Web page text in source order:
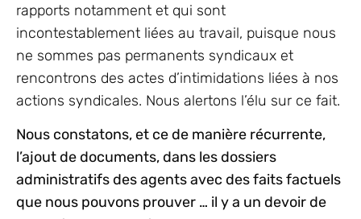
rapports notamment et qui sont
incontestablement liées au travail, puisque nous
ne sommes pas permanents syndicaux et
rencontrons des actes d’intimidations liées à nos
actions syndicales. Nous alertons l’élu sur ce fait.
Nous constatons, et ce de manière récurrente,
l’ajout de documents, dans les dossiers
administratifs des agents avec des faits factuels
que nous pouvons prouver … il y a un devoir de